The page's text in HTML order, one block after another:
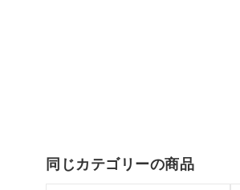
同じカテゴリーの商品